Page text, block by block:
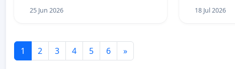
25 Jun 2026 18 Jul 2026
1 2 3 4 5 6 »